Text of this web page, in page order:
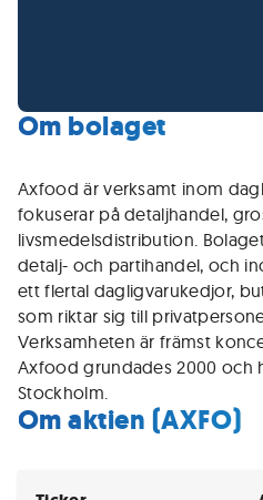
Om bolaget
Axfood är verksamt inom
fokuserar på detaljhandel,
livsmedelsdistribution.
detalj- och partihandel, och
ett flertal dagligvarukedjor,
som riktar sig till
Verksamheten är främst
Axfood grundades 2000 och
Stockholm.
Om aktien (AXFO)